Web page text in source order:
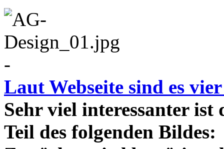
-
Laut Webseite sind es
Sehr viel interessanter
Teil des folgenden